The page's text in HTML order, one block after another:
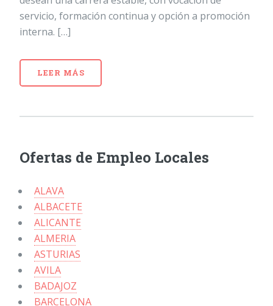
servicio, formación continua y opción a promoción
interna. […]
LEER MÁS
Ofertas de Empleo Locales
ALAVA
ALBACETE
ALICANTE
ALMERIA
ASTURIAS
AVILA
BADAJOZ
BARCELONA